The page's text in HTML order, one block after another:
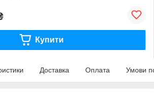
Купити
Доставка Оплата Умови